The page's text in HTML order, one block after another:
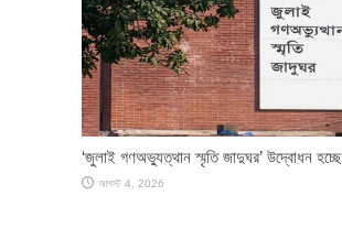
‘জুলাই গণঅভ্যুত্থান স্মৃতি জাদুঘর’ উদ্বোধন
আগস্ট 4, 2026